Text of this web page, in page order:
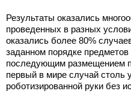
Результаты оказались
проведенных в разных
оказались более 80%
заданном порядке
последующим размещением
первый в мире случай столь
роботизированной руки без